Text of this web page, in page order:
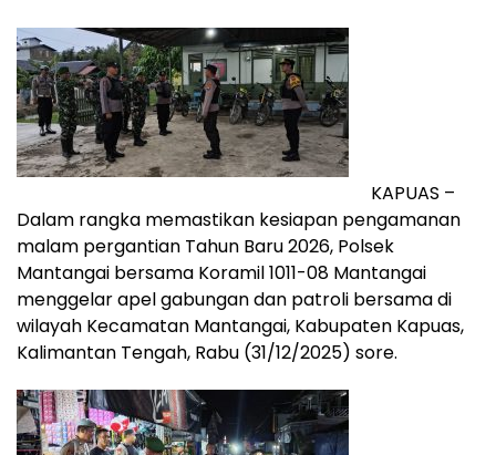
KAPUAS –
Dalam rangka memastikan kesiapan pengamanan
malam pergantian Tahun Baru 2026, Polsek
Mantangai bersama Koramil 1011-08 Mantangai
menggelar apel gabungan dan patroli bersama di
wilayah Kecamatan Mantangai, Kabupaten Kapuas,
Kalimantan Tengah, Rabu (31/12/2025) sore.